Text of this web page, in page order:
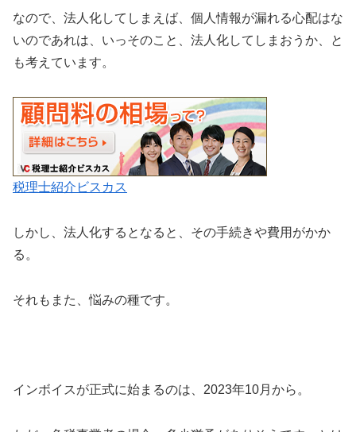
なので、法人化してしまえば、個人情報が漏れる心配はな
いのであれは、いっそのこと、法人化してしまおうか、と
も考えています。
税理士紹介ビスカス
しかし、法人化するとなると、その手続きや費用がかか
る。
それもまた、悩みの種です。
インボイスが正式に始まるのは、2023年10月から。